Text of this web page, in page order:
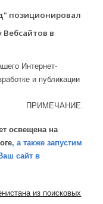
позиционировал
Вебсайтов в
Интернет-
и публикации
ПРИМЕЧАНИЕ.
освещена на
, а также запустим
сайт в
из поисковых